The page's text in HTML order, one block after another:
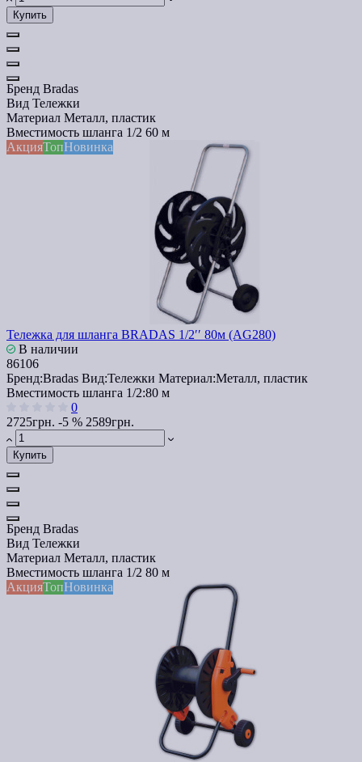
Купить
Бренд Bradas
Вид Тележки
Материал Металл, пластик
Вместимость шланга 1/2 60 м
АкцияТопНовинка
Тележка для шланга BRADAS 1/2′′ 80м (AG280)
В наличии
86106
Бренд:Bradas Вид:Тележки Материал:Металл, пластик
Вместимость шланга 1/2:80 м
0
2725грн. -5 % 2589грн.
Купить
Бренд Bradas
Вид Тележки
Материал Металл, пластик
Вместимость шланга 1/2 80 м
АкцияТопНовинка